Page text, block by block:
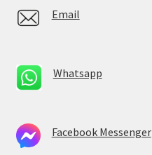
Email
Whatsapp
Facebook Messenger